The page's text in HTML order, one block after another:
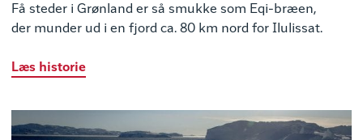
Få steder i Grønland er så smukke som Eqi-bræen,
der munder ud i en fjord ca. 80 km nord for Ilulissat.
Læs historie